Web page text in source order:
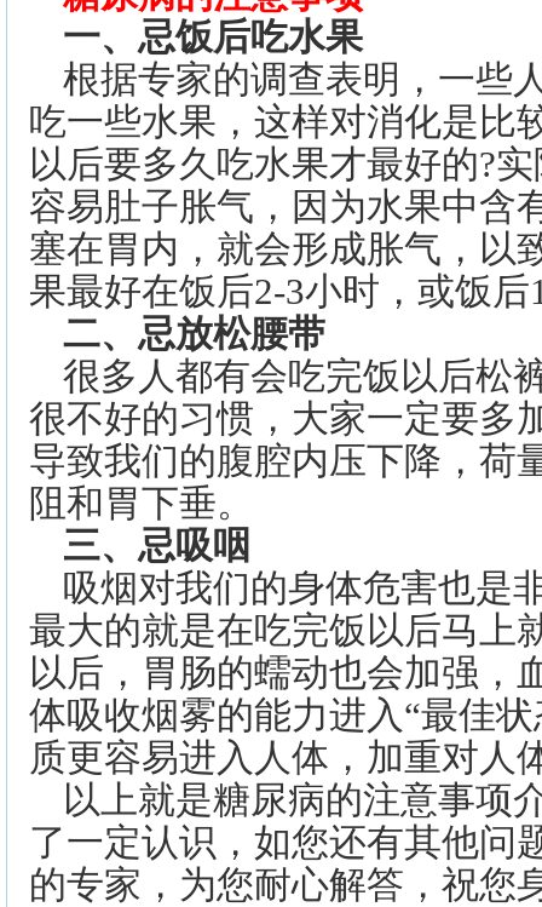
一、忌饭后吃水果
根据专家的调查表明，一些
吃一些水果，这样对消化是比
以后要多久吃水果才最好的?
容易肚子胀气，因为水果中含
塞在胃内，就会形成胀气，以
果最好在饭后2-3小时，或饭后
二、忌放松腰带
很多人都有会吃完饭以后松
很不好的习惯，大家一定要多
导致我们的腹腔内压下降，荷
阻和胃下垂。
三、忌吸咽
吸烟对我们的身体危害也是
最大的就是在吃完饭以后马上
以后，胃肠的蠕动也会加强，
体吸收烟雾的能力进入“最佳
质更容易进入人体，加重对人
以上就是糖尿病的注意事项
了一定认识，如您还有其他问
的专家，为您耐心解答，祝您